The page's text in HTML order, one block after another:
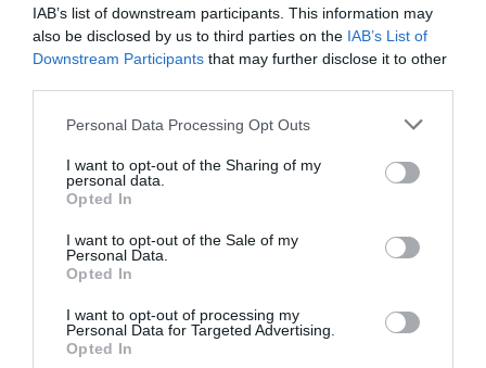
IAB’s list of downstream participants. This information may
also be disclosed by us to third parties on the IAB’s List of
Downstream Participants that may further disclose it to other
Personal Data Processing Opt Outs
I want to opt-out of the Sharing of my
personal data.
Opted In
I want to opt-out of the Sale of my
Personal Data.
Opted In
I want to opt-out of processing my
Personal Data for Targeted Advertising.
Opted In
Linux35a commenté :
1 juin 2023 - 8 h 27 min
Bof, on avait déjà Easyjet.
l’Italie.
RÉPONDRE
EX ITa commenté :
1 juin 2023 - 12 h 26 min
autre age ne font pas très sérieux ce qui doit rebuter pas mal
de pax , pour l image de cette compagnie qui grandit il
faudrait songer aux ATR , ces 1900 ne peuvent vivre